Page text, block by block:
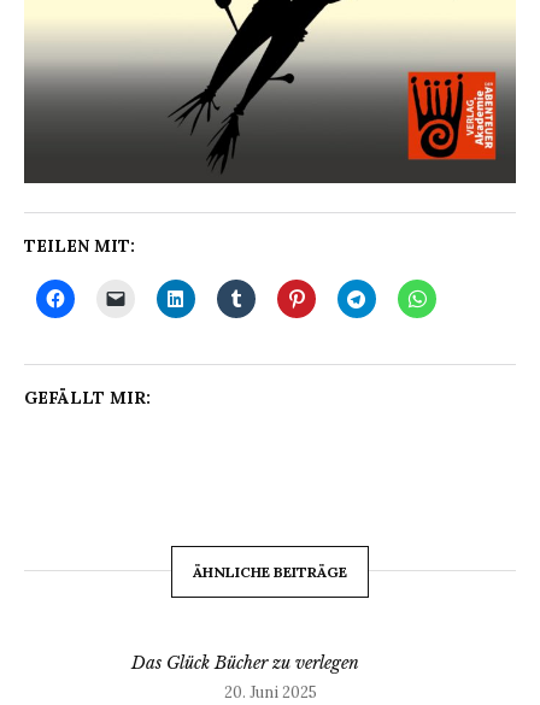
TEILEN MIT:
GEFÄLLT MIR:
ÄHNLICHE BEITRÄGE
Das Glück Bücher zu verlegen
20. Juni 2025